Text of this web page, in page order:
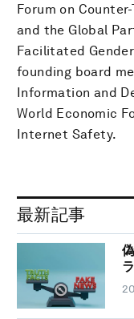
Forum on
and the Global
Facilitated
founding board
Information and
World Economic
Internet Safety.
最新記事